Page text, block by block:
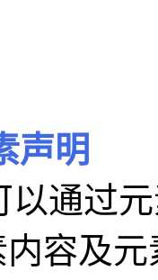
声明
以通过
容及